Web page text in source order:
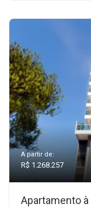
A partir de:
R$ 1.268.257
Apartamento